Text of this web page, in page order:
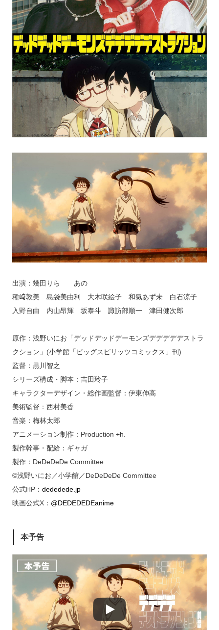
出演：幾田りら あの
種﨑敦美 島袋美由利 大木咲絵子 和氣あず未 白石涼子
入野自由 内山昂輝 坂泰斗 諏訪部順一 津田健次郎
原作：浅野いにお「デッドデッドデーモンズデデデデデストラ
クション」(小学館「ビッグスピリッツコミックス」刊)
監督：黒川智之
シリーズ構成・脚本：吉田玲子
キャラクターデザイン・総作画監督：伊東伸高
美術監督：西村美香
音楽：梅林太郎
アニメーション制作：Production +h.
製作幹事・配給：ギャガ
製作：DeDeDeDe Committee
©浅野いにお／小学館／DeDeDeDe Committee
公式HP： dededede.jp
映画公式X： @DEDEDEDEanime
本予告